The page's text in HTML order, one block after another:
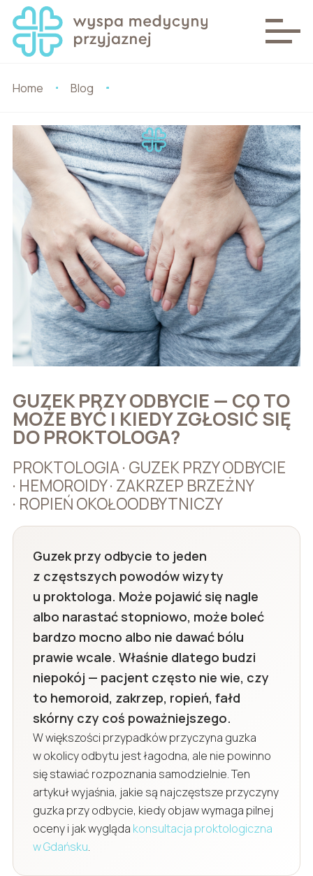
Home Blog
GUZEK PRZY ODBYCIE — CO TO
MOŻE BYĆ I KIEDY ZGŁOSIĆ SIĘ
DO PROKTOLOGA?
PROKTOLOGIA · GUZEK PRZY ODBYCIE
· HEMOROIDY · ZAKRZEP BRZEŻNY
· ROPIEŃ OKOŁOODBYTNICZY
Guzek przy odbycie to jeden
z częstszych powodów wizyty
u proktologa. Może pojawić się nagle
albo narastać stopniowo, może boleć
bardzo mocno albo nie dawać bólu
prawie wcale. Właśnie dlatego budzi
niepokój — pacjent często nie wie, czy
to hemoroid, zakrzep, ropień, fałd
skórny czy coś poważniejszego.
W większości przypadków przyczyna guzka
w okolicy odbytu jest łagodna, ale nie powinno
się stawiać rozpoznania samodzielnie. Ten
artykuł wyjaśnia, jakie są najczęstsze przyczyny
guzka przy odbycie, kiedy objaw wymaga pilnej
oceny i jak wygląda konsultacja proktologiczna
w Gdańsku.